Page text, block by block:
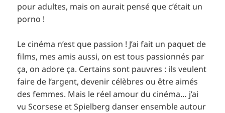
pour adultes, mais on aurait pensé que c’était un
porno !
Le cinéma n’est que passion ! J’ai fait un paquet de
films, mes amis aussi, on est tous passionnés par
ça, on adore ça. Certains sont pauvres : ils veulent
faire de l’argent, devenir célèbres ou être aimés
des femmes. Mais le réel amour du cinéma… j’ai
vu Scorsese et Spielberg danser ensemble autour